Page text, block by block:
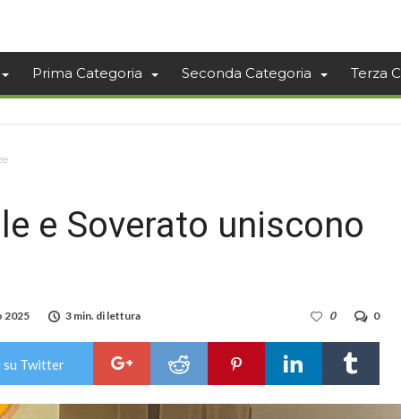
Prima Categoria Seconda Categoria Terza
e Soverato uniscono
2025 3 min. di lettura 0
0
su Twitter